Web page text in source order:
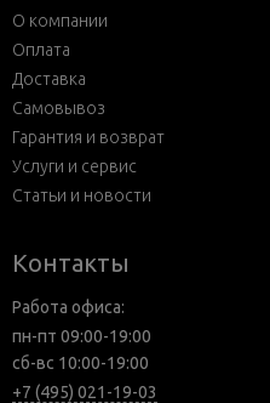
О компании
Оплата
Доставка
Самовывоз
Гарантия и возврат
Услуги и сервис
Статьи и новости
Контакты
Работа офиса:
пн-пт 09:00-19:00
сб-вс 10:00-19:00
+7 (495) 021-19-03